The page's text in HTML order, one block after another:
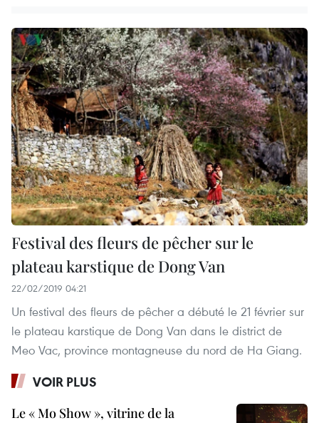
Festival des fleurs de pêcher sur le
plateau karstique de Dong Van
22/02/2019 04:21
Un festival des fleurs de pêcher a débuté le 21 février sur
le plateau karstique de Dong Van dans le district de
Meo Vac, province montagneuse du nord de Ha Giang.
VOIR PLUS
Le « Mo Show », vitrine de la